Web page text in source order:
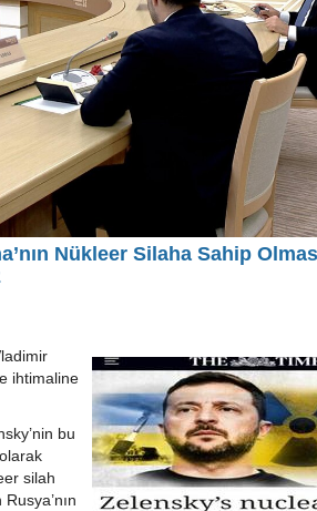
Nükleer Silaha Sahip
ihtimaline
bu
silah